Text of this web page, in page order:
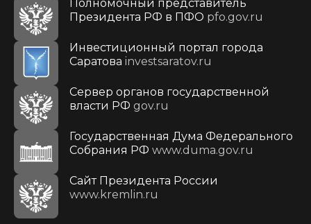
Полномочный представитель
Президента РФ в ПФО pfo.gov.ru
Инвестиционный портал города
Саратова investsaratov.ru
Сервер органов государственной
власти РФ gov.ru
Государственная Дума Федерального
Собрания РФ www.duma.gov.ru
Cайт Президента России
www.kremlin.ru